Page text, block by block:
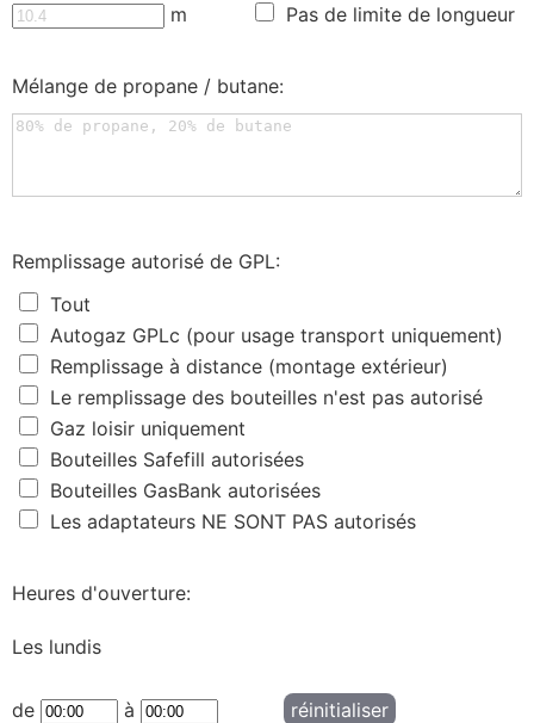
m
Pas de limite de longueur
Mélange de propane / butane:
Remplissage autorisé de GPL:
Tout
Autogaz GPLc (pour usage transport uniquement)
Remplissage à distance (montage extérieur)
Le remplissage des bouteilles n'est pas autorisé
Gaz loisir uniquement
Bouteilles Safefill autorisées
Bouteilles GasBank autorisées
Les adaptateurs NE SONT PAS autorisés
Heures d'ouverture:
Les lundis
de à
réinitialiser